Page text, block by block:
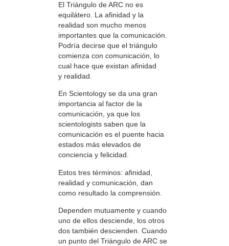
El Triángulo de ARC no es
equilátero. La afinidad y la
realidad son mucho menos
importantes que la comunicación.
Podría decirse que el triángulo
comienza con comunicación, lo
cual hace que existan afinidad
y realidad.
En Scientology se da una gran
importancia al factor de la
comunicación, ya que los
scientologists saben que la
comunicación es el puente hacia
estados más elevados de
conciencia y felicidad.
Estos tres términos: afinidad,
realidad y comunicación, dan
como resultado la comprensión.
Dependen mutuamente y cuando
uno de ellos desciende, los otros
dos también descienden. Cuando
un punto del Triángulo de ARC se